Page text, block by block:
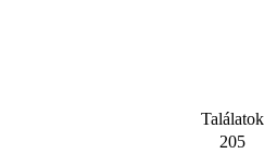
Találatok
205